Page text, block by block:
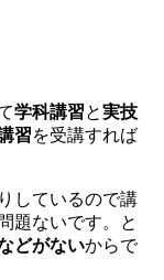
学科講習と実技
習を受講すれば
しているので講
題ないです。と
どがないからで